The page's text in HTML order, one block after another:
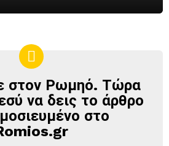
στον Ρωμηό. Τώρα
να δεις το άρθρο
στο